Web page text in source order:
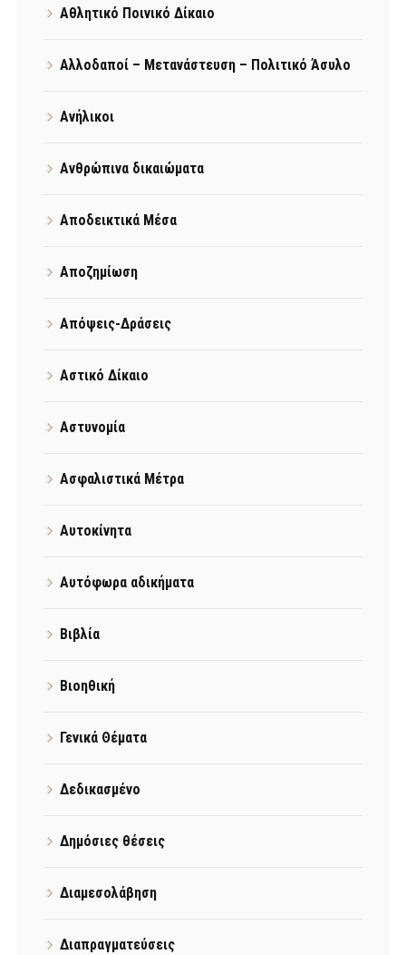
Αθλητικό Ποινικό Δίκαιο
Αλλοδαποί – Μετανάστευση – Πολιτικό Άσυλο
Ανήλικοι
Ανθρώπινα δικαιώματα
Αποδεικτικά Μέσα
Αποζημίωση
Απόψεις-Δράσεις
Αστικό Δίκαιο
Αστυνομία
Ασφαλιστικά Μέτρα
Αυτοκίνητα
Αυτόφωρα αδικήματα
Βιβλία
Βιοηθική
Γενικά Θέματα
Δεδικασμένο
Δημόσιες θέσεις
Διαμεσολάβηση
Διαπραγματεύσεις